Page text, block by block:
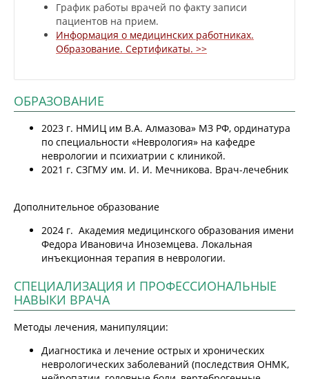
График работы врачей по факту записи
пациентов на прием.
Информация о медицинских работниках.
Образование. Сертификаты. >>
ОБРАЗОВАНИЕ
2023 г. НМИЦ им В.А. Алмазова» МЗ РФ, ординатура
по специальности «Неврология» на кафедре
неврологии и психиатрии с клиникой.
2021 г. СЗГМУ им. И. И. Мечникова. Врач-лечебник
Дополнительное образование
2024 г. Академия медицинского образования имени
Федора Ивановича Иноземцева. Локальная
инъекционная терапия в неврологии.
СПЕЦИАЛИЗАЦИЯ И ПРОФЕССИОНАЛЬНЫЕ
НАВЫКИ ВРАЧА
Методы лечения, манипуляции:
Диагностика и лечение острых и хронических
неврологических заболеваний (последствия ОНМК,